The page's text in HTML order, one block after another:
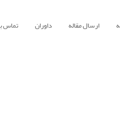
ارسال مقاله داوران تماس